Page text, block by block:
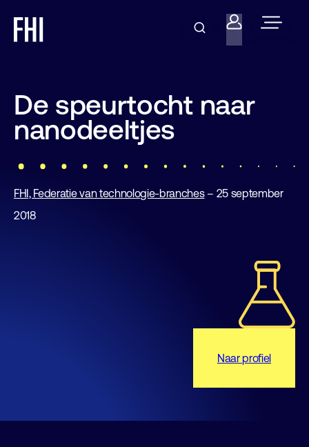
De speurtocht naar
nanodeeltjes
FHI, Federatie van technologie-branches– 25 september
2018
Naar profiel